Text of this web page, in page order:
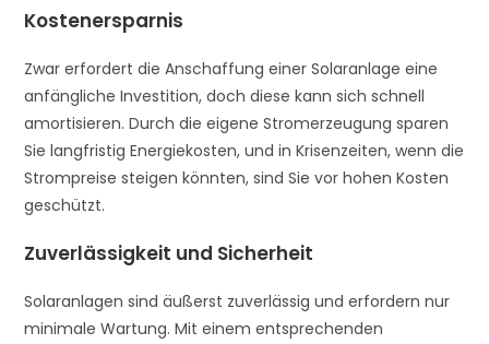
Kostenersparnis
Zwar erfordert die Anschaffung einer Solaranlage eine
anfängliche Investition, doch diese kann sich schnell
amortisieren. Durch die eigene Stromerzeugung sparen
Sie langfristig Energiekosten, und in Krisenzeiten, wenn die
Strompreise steigen könnten, sind Sie vor hohen Kosten
geschützt.
Zuverlässigkeit und Sicherheit
Solaranlagen sind äußerst zuverlässig und erfordern nur
minimale Wartung. Mit einem entsprechenden